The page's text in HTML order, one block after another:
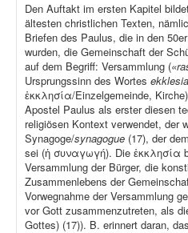
Den Auftakt im ersten Kapitel
ältesten christlichen Texten,
Briefen des Paulus, die in den
wurden, die Gemeinschaft der
auf dem Begriff: Versammlung (
Ursprungssinn des Wortes ekklesia
ἐκκλησία/Einzelgemeinde,
Apostel Paulus als erster diesen
religiösen Kontext verwendet, der
Synagoge/synagogue (17), der
sei (ἡ συναγωγή). Die ἐκκλησία
Versammlung der Bürger, die
Zusammenlebens der
Vorwegnahme der Versammlung
vor Gott zusammenzutreten, als
Gottes) (17)). B. erinnert daran,